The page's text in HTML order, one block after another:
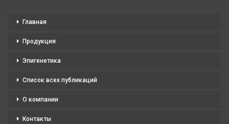
Главная
Продукция
Эпигенетика
Список всех публикаций
О компании
Контакты